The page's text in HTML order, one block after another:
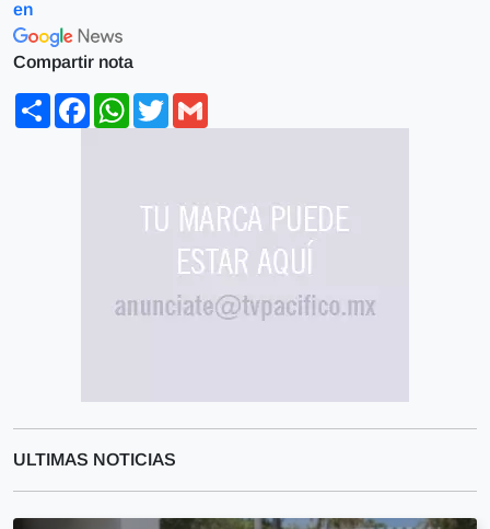
en
Compartir nota
ShareFacebookWhatsApp
Twitter
ULTIMAS NOTICIAS